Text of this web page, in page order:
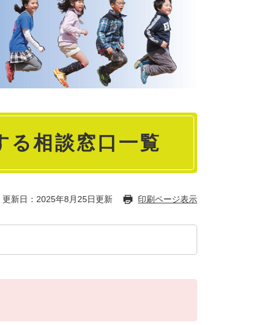
る相談窓口一覧
更新日：2025年8月25日更新 印刷ページ表示